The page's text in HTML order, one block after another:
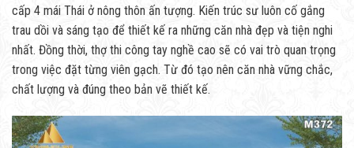
cấp 4 mái Thái ở nông thôn ấn tượng. Kiến trúc sư luôn cố gắng
trau dồi và sáng tạo để thiết kế ra những căn nhà đẹp và tiện nghi
nhất. Đồng thời, thợ thi công tay nghề cao sẽ có vai trò quan trọng
trong việc đặt từng viên gạch. Từ đó tạo nên căn nhà vững chắc,
chất lượng và đúng theo bản vẽ thiết kế.